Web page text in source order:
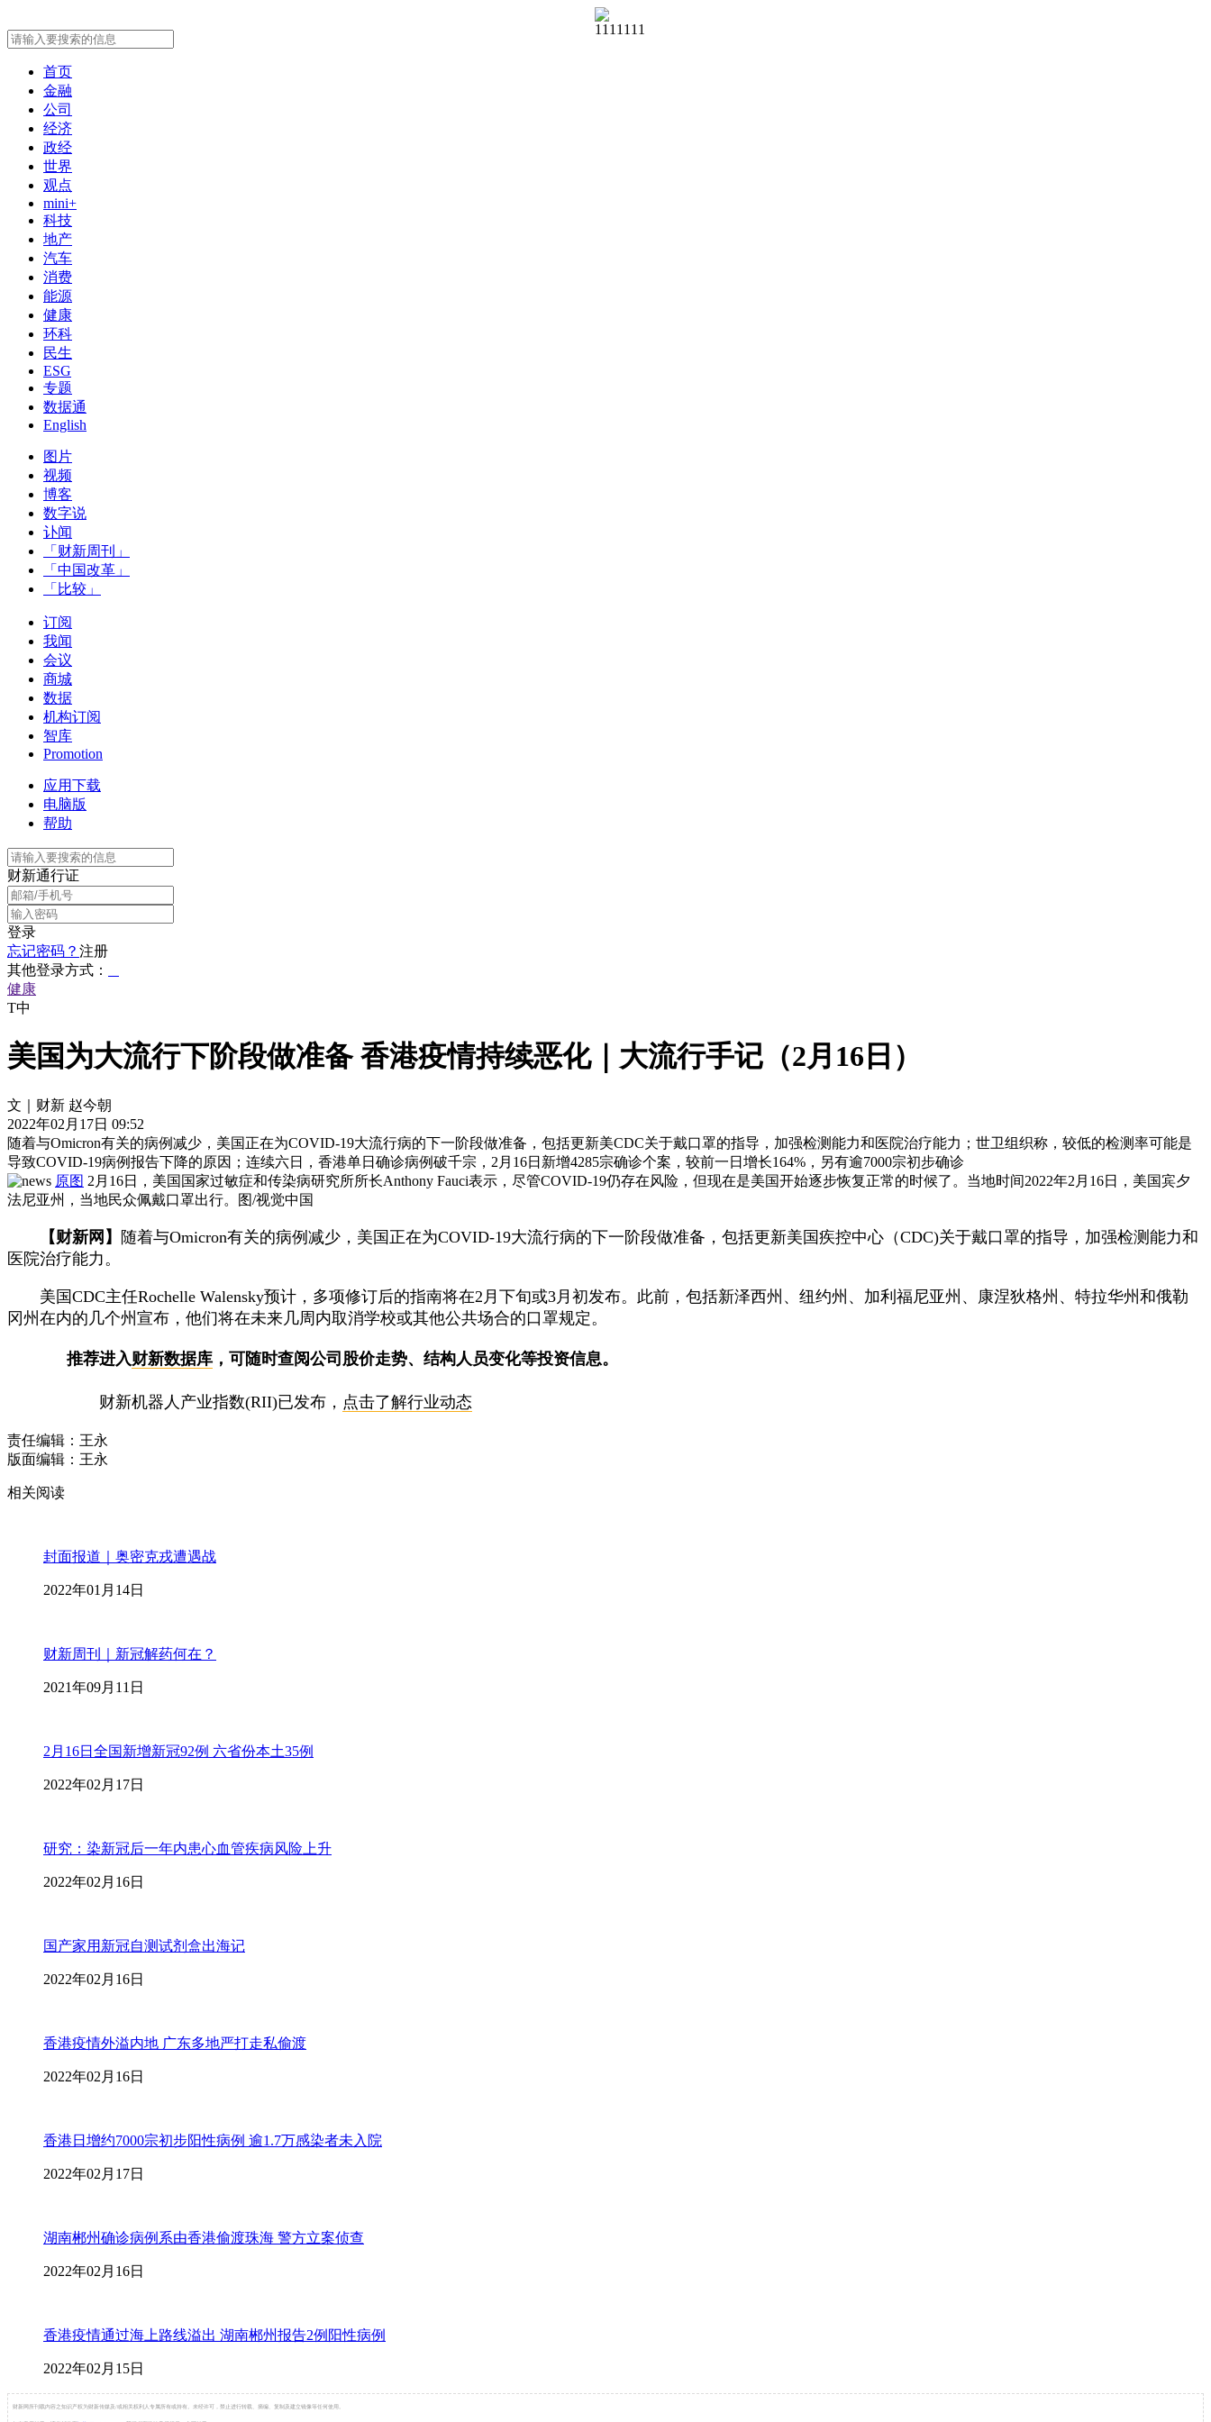
首页
金融
公司
经济
政经
世界
观点
mini+
科技
地产
汽车
消费
能源
健康
环科
民生
ESG
专题
数据通
English
图片
视频
博客
数字说
讣闻
「财新周刊」
「中国改革」
「比较」
订阅
我闻
会议
商城
数据
机构订阅
智库
Promotion
应用下载
电脑版
帮助
财新通行证
登录
忘记密码？ 注册
其他登录方式：
健康
T中
美国为大流行下阶段做准备 香港疫情持续恶化｜大流行手记（2月16日）
文｜财新 赵今朝
2022年02月17日 09:52
随着与Omicron有关的病例减少，美国正在为COVID-19大流行病的下一阶段做准备，包括更新美CDC关于戴口罩的指导，加强检测能力和医院治疗能力；世卫组织称，较低的检测率可能是
导致COVID-19病例报告下降的原因；连续六日，香港单日确诊病例破千宗，2月16日新增4285宗确诊个案，较前一日增长164%，另有逾7000宗初步确诊
原图 2月16日，美国国家过敏症和传染病研究所所长Anthony Fauci表示，尽管COVID-19仍存在风险，但现在是美国开始逐步恢复正常的时候了。当地时间2022年2月16日，美国宾夕
法尼亚州，当地民众佩戴口罩出行。图/视觉中国
【财新网】 随着与Omicron有关的病例减少，美国正在为COVID-19大流行病的下一阶段做准备，包括更新美国疾控中心（CDC)关于戴口罩的指导，加强检测能力和
医院治疗能力。
美国CDC主任Rochelle Walensky预计，多项修订后的指南将在2月下旬或3月初发布。此前，包括新泽西州、纽约州、加利福尼亚州、康涅狄格州、特拉华州和俄勒
冈州在内的几个州宣布，他们将在未来几周内取消学校或其他公共场合的口罩规定。
推荐进入财新数据库 ，可随时查阅公司股价走势、结构人员变化等投资信息。
财新机器人产业指数(RII)已发布， 点击了解行业动态
责任编辑：王永
版面编辑：王永
相关阅读
封面报道｜奥密克戎遭遇战
2022年01月14日
财新周刊｜新冠解药何在？
2021年09月11日
2月16日全国新增新冠92例 六省份本土35例
2022年02月17日
研究：染新冠后一年内患心血管疾病风险上升
2022年02月16日
国产家用新冠自测试剂盒出海记
2022年02月16日
香港疫情外溢内地 广东多地严打走私偷渡
2022年02月16日
香港日增约7000宗初步阳性病例 逾1.7万感染者未入院
2022年02月17日
湖南郴州确诊病例系由香港偷渡珠海 警方立案侦查
2022年02月16日
香港疫情通过海上路线溢出 湖南郴州报告2例阳性病例
2022年02月15日
财新网所刊载内容之知识产权为财新传媒及/或相关权利人专属所有或持有。未经许可，禁止进行转载、摘编、复制及建立镜像等任何使用。